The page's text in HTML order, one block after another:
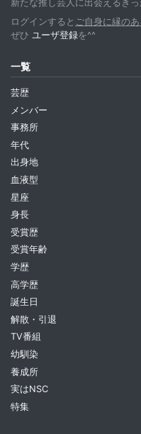
新たな推し芸人に出会えるき
ログインすると ご自身に縁の
ぜひ ユーザ登録を^^
一覧
芸歴
メンバー
事務所
年代
出身地
血液型
星座
身長
受賞歴
受賞年齢
学歴
高学歴
誕生日
解散・引退
TV番組
幼馴染
養成所
実はNSC
特集